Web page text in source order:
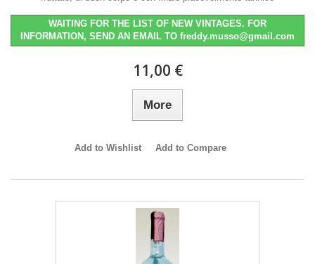
WAITING FOR THE LIST OF NEW VINTAGES. FOR
INFORMATION, SEND AN EMAIL TO freddy.musso@gmail.com
11,00 €
More
Add to Wishlist Add to Compare